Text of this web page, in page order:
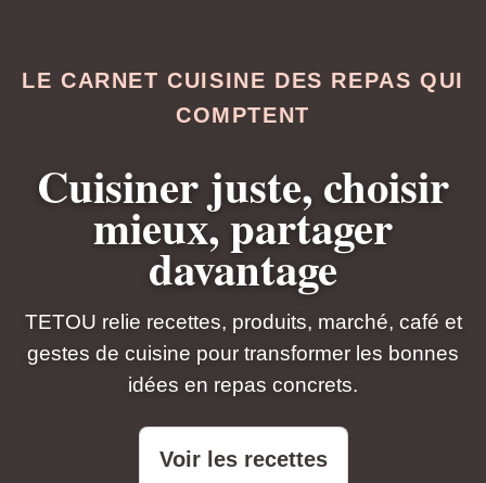
LE CARNET CUISINE DES REPAS QUI
COMPTENT
Cuisiner juste, choisir
mieux, partager
davantage
TETOU relie recettes, produits, marché, café et
gestes de cuisine pour transformer les bonnes
idées en repas concrets.
Voir les recettes